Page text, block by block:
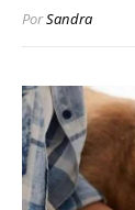
PorSandra